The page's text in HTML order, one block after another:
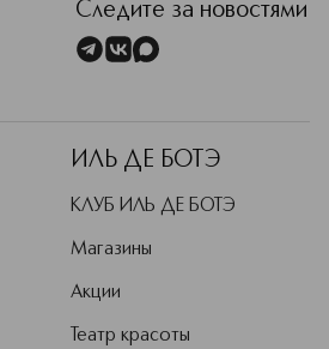
или брендов традиционной
Следите за новостями
ИЛЬ ДЕ БОТЭ
КЛУБ ИЛЬ ДЕ БОТЭ
Магазины
Акции
Театр красоты